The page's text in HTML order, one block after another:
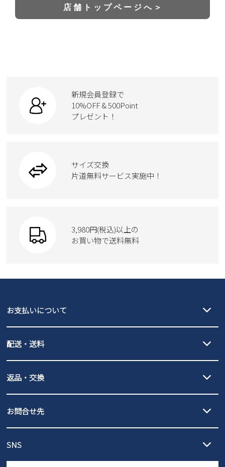
店 舗 ト ッ プ ペ ー ジ へ ＞
新規会員登録で
10%OFF & 500Point
プレゼント！
サイズ交換
片道無料サービス実施中！
3,980円(税込)以上の
お買い物で送料無料
お支払いについて
PayPay（オンライン決済）、代金引換のご利用が可能です。
配送・送料
北海道・本州・四国・九州…550円
3,980円（税込）以上お買い上げで送料無料
ご利用ください。
全国一律…220円（税込）
発送日・送料詳細についてはご利用ガイドを
ご利用ください。
返品・交換
の片道無料サービスを実施中！
ントとしても安心してご利用いただけるよう、サイズ交換の受付期
お問合せ先
営業時間：11時～17時
SNS